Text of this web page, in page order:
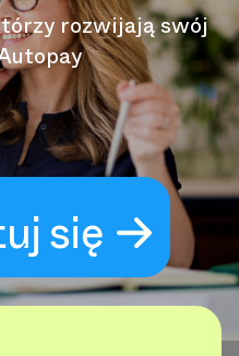
rozwijają swój
się